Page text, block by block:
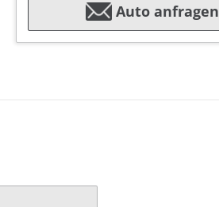
Auto anfragen